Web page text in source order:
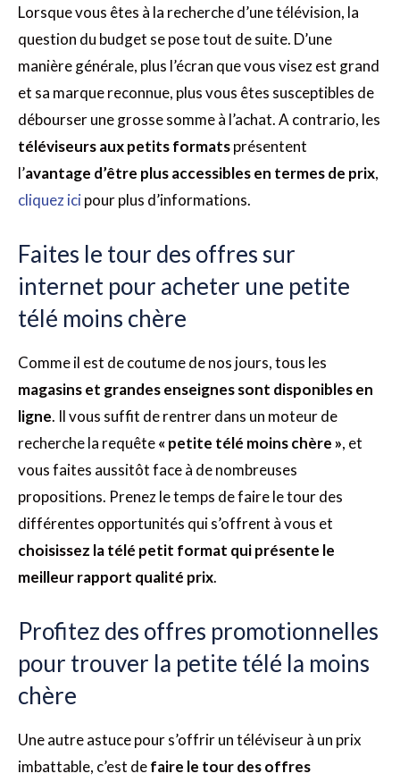
Lorsque vous êtes à la recherche d’une télévision, la
question du budget se pose tout de suite. D’une
manière générale, plus l’écran que vous visez est grand
et sa marque reconnue, plus vous êtes susceptibles de
débourser une grosse somme à l’achat. A contrario, les
téléviseurs aux petits formatsprésentent
l’avantage d’être plus accessibles en termes de prix,
cliquez icipour plus d’informations.
Faites le tour des offres sur
internet pour acheter une petite
télé moins chère
Comme il est de coutume de nos jours, tous les
magasins et grandes enseignes sont disponibles en
ligne. Il vous suffit de rentrer dans un moteur de
recherche la requête« petite télé moins chère », et
vous faites aussitôt face à de nombreuses
propositions. Prenez le temps de faire le tour des
différentes opportunités qui s’offrent à vous et
choisissez latélé petit format qui présente le
meilleur rapport qualité prix.
Profitez des offres promotionnelles
pour trouver la petite télé la moins
chère
Une autre astuce pour s’offrir un téléviseur à un prix
imbattable, c’est defaire le tour des offres